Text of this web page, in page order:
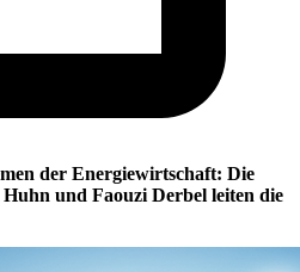
der Energiewirtschaft: Die
und Faouzi Derbel leiten die